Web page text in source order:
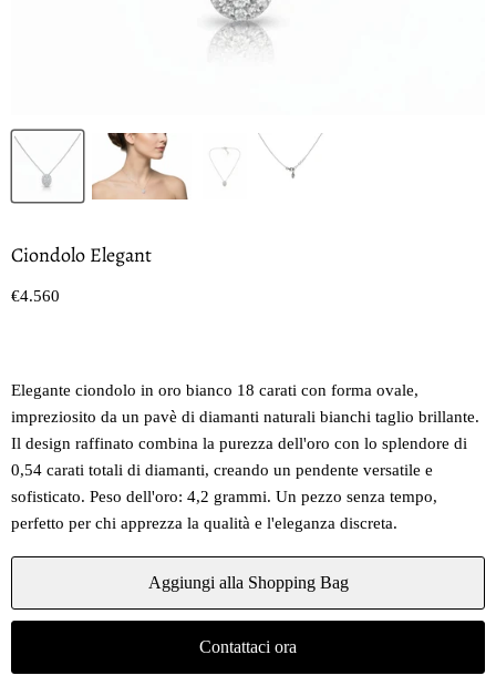
Ciondolo Elegant
Prezzo oggi
€4.560
Elegante ciondolo in oro bianco 18 carati con forma ovale,
impreziosito da un pavè di diamanti naturali bianchi taglio brillante.
Il design raffinato combina la purezza dell'oro con lo splendore di
0,54 carati totali di diamanti, creando un pendente versatile e
sofisticato. Peso dell'oro: 4,2 grammi. Un pezzo senza tempo,
perfetto per chi apprezza la qualità e l'eleganza discreta.
Aggiungi alla Shopping Bag
Contattaci ora